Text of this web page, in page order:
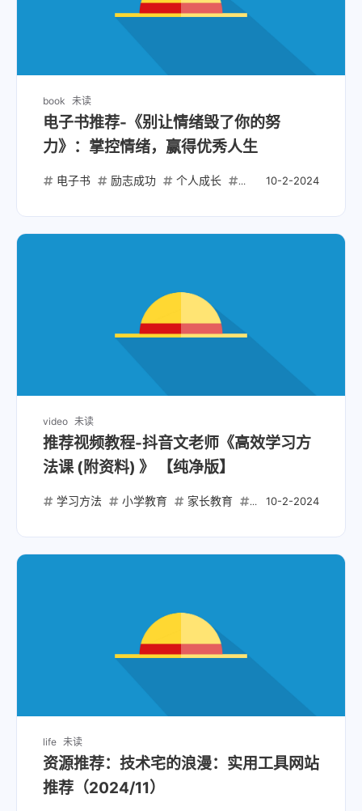
book 未读
电子书推荐-《别让情绪毁了你的努
力》：掌控情绪，赢得优秀人生
10-2-2024
电子书 励志成功 个人成长 心理学 情绪管理
video 未读
推荐视频教程-抖音文老师《高效学习方
法课 (附资料) 》 【纯净版】
10-2-2024
学习方法 小学教育 家长教育 费曼学习法
life 未读
资源推荐：技术宅的浪漫：实用工具网站
推荐（2024/11）